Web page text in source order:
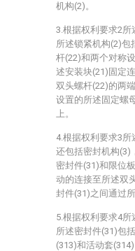
机构(2)。
3.根据权利要求2所
所述锁紧机构(2)包
杆(22)和两个对称
述安装块(21)固定
双头螺杆(22)的两
设置的所述固定螺
上。
4.根据权利要求3所
还包括密封机构(3)
密封件(31)和限位
动的连接至所述双
封件(31)之间通过
5.根据权利要求4所
所述密封件(31)包
(313)和活动套